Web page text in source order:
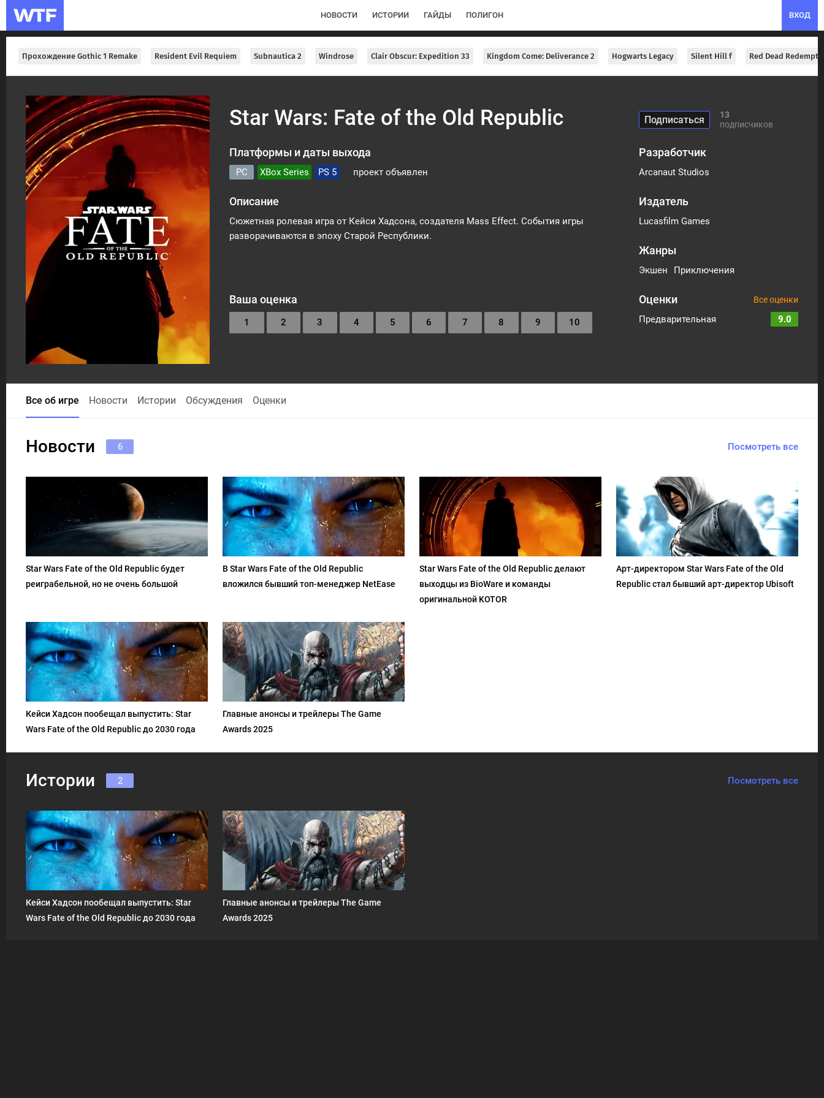
ВХОД
НОВОСТИ ИСТОРИИ ГАЙДЫ ПОЛИГОН
Прохождение Gothic 1 Remake Resident Evil Requiem Subnautica 2 Windrose Clair Obscur: Expedition 33 Kingdom Come: Deliverance 2 Hogwarts Legacy Silent Hill f Red Dead
Star Wars: Fate of the Old Republic
13
подписчиков
Платформы и даты выхода
PC XBox Series PS 5 проект объявлен
Описание
Сюжетная ролевая игра от Кейси Хадсона, создателя Mass Effect. События игры
разворачиваются в эпоху Старой Республики.
Разработчик
Arcanaut Studios
Издатель
Lucasfilm Games
Жанры
Экшен Приключения
Ваша оценка
1 2 3 4 5 6 7 8 9 10
Оценки Все оценки
Предварительная 9.0
Все об игре Новости Истории Обсуждения Оценки
Новости 6 Посмотреть все
Star Wars Fate of the Old Republic будет
реиграбельной, но не очень большой
В Star Wars Fate of the Old Republic
вложился бывший топ-менеджер NetEase
Star Wars Fate of the Old Republic делают
выходцы из BioWare и команды
оригинальной KOTOR
Арт-директором Star Wars Fate of the Old
Republic стал бывший арт-директор Ubisoft
Кейси Хадсон пообещал выпустить: Star
Wars Fate of the Old Republic до 2030 года
Главные анонсы и трейлеры The Game
Awards 2025
Истории 2 Посмотреть все
Кейси Хадсон пообещал выпустить: Star
Wars Fate of the Old Republic до 2030 года
Главные анонсы и трейлеры The Game
Awards 2025